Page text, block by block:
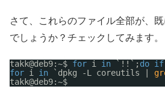
さて、これらのファイル全部が、
でしょうか？チェックしてみます。
takk@deb9:~$ for i in `!!`;do if
for i in `dpkg -L coreutils |
takk@deb9:~$